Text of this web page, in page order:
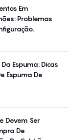
Em
Problemas
Espuma: Dicas
Espuma De
Devem Ser
De